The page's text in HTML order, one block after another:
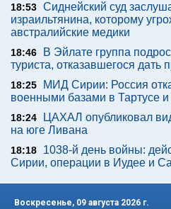
18:53 Сиднейский суд
израильтянина, которому
австралийские медики
18:46
В Эйлате группа
туриста, отказавшегося дать
18:25
МИД Сирии: Россия
военными базами в Тартусе
18:24
ЦАХАЛ опубликовал
на юге Ливана
18:18
1038-й день войны:
Сирии, операции в Иудее и
Воскресенье, 09 августа 2026 г.